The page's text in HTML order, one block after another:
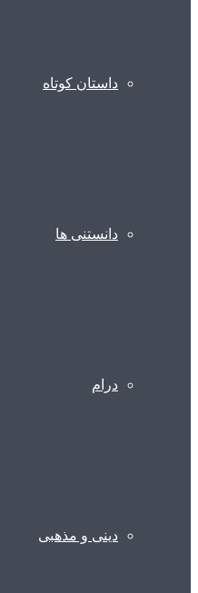
داستان کوتاه
دانستنی ها
درام
دینی و مذهبی